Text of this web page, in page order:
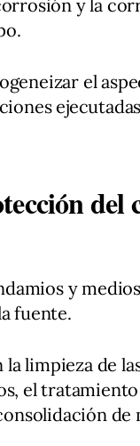
y la
el
del
y
fuente.
limpieza de
el
de